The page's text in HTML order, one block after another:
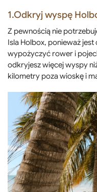
1.Odkryj wyspę
Z pewnością nie
Isla Holbox, ponieważ
wypożyczyć rower i
odkryjesz więcej wyspy
kilometry poza wioskę i